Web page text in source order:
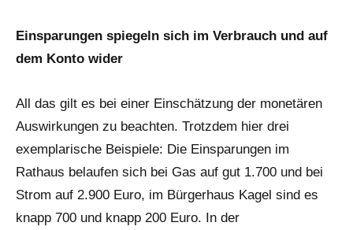
Einsparungen spiegeln sich im Verbrauch und auf
dem Konto wider
All das gilt es bei einer Einschätzung der monetären
Auswirkungen zu beachten. Trotzdem hier drei
exemplarische Beispiele: Die Einsparungen im
Rathaus belaufen sich bei Gas auf gut 1.700 und bei
Strom auf 2.900 Euro, im Bürgerhaus Kagel sind es
knapp 700 und knapp 200 Euro. In der